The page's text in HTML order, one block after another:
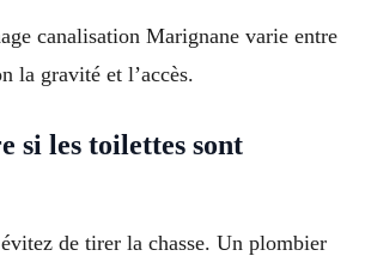
canalisation Marignane varie entre
la gravité et l’accès.
si les toilettes sont
de tirer la chasse. Un plombier